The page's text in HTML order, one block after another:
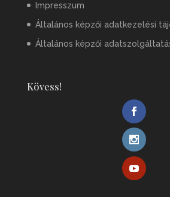
Impresszum
Általános képzői adatkezelési
Általános képzői
Kövess!